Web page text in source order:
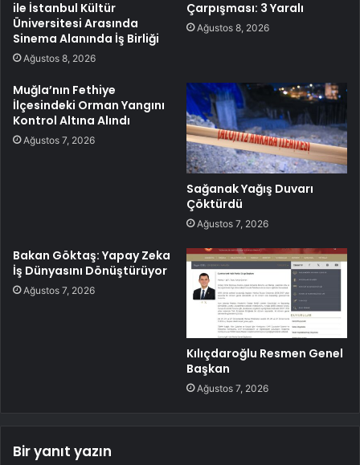
ile İstanbul Kültür
Üniversitesi Arasında
Sinema Alanında İş Birliği
Ağustos 8, 2026
Çarpışması: 3 Yaralı
Ağustos 8, 2026
Muğla’nın Fethiye
İlçesindeki Orman Yangını
Kontrol Altına Alındı
Ağustos 7, 2026
Sağanak Yağış Duvarı
Çöktürdü
Ağustos 7, 2026
Bakan Göktaş: Yapay Zeka
İş Dünyasını Dönüştürüyor
Ağustos 7, 2026
Kılıçdaroğlu Resmen Genel
Başkan
Ağustos 7, 2026
Bir yanıt yazın